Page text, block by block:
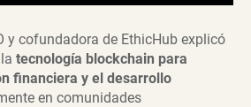
y cofundadora de EthicHub explicó
tecnología blockchain para
financiera y el desarrollo
en comunidades